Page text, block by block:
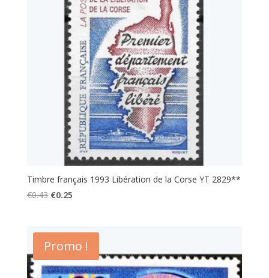
Timbre français 1993 Libération de la Corse YT 2829**
€0.43 Le
était :
€0.43.
€0.25Le
est :
€0.25.
Promo !